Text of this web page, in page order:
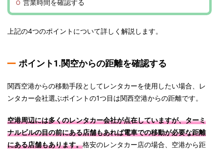
営業時間を確認する
上記の4つのポイントについて詳しく解説します。
ポイント1.関空からの距離を確認する
関西空港からの移動手段としてレンタカーを使用したい場合、レ
ンタカー会社選ぶポイントの1つ目は関西空港からの距離です。
空港周辺には多くのレンタカー会社が点在していますが、ターミ
ナルビルの目の前にある店舗もあれば電車での移動が必要な距離
にある店舗もあります。格安のレンタカー店の場合、空港から距